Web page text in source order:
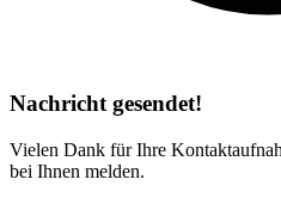
Nachricht gesendet!
Vielen Dank für Ihre
bei Ihnen melden.